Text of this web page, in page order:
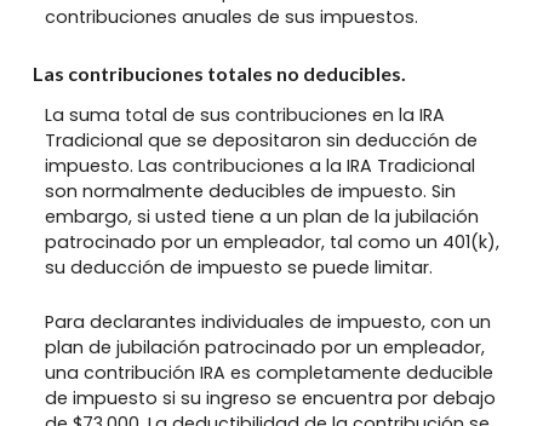
contribuciones anuales de sus impuestos.
Las contribuciones totales no deducibles.
La suma total de sus contribuciones en la IRA
Tradicional que se depositaron sin deducción de
impuesto. Las contribuciones a la IRA Tradicional
son normalmente deducibles de impuesto. Sin
embargo, si usted tiene a un plan de la jubilación
patrocinado por un empleador, tal como un 401(k),
su deducción de impuesto se puede limitar.
Para declarantes individuales de impuesto, con un
plan de jubilación patrocinado por un empleador,
una contribución IRA es completamente deducible
de impuesto si su ingreso se encuentra por debajo